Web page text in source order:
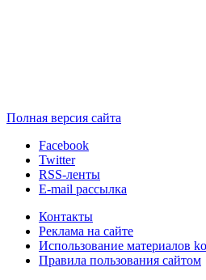
Полная версия сайта
Facebook
Twitter
RSS-ленты
E-mail рассылка
Контакты
Реклама на сайте
Использование материалов
Правила пользования сайтом